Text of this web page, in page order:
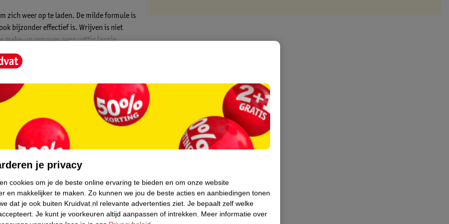
zich weer op te laden. De milde formule is
bijzonder effectief is. Wrijven is niet
make-up remover geen vettig laagje
versterkt je wimpers, terwijl biotine de
je privacy
cookies om je de beste online ervaring te bieden en om onze website
en makkelijker te maken. Zo kunnen we jou de beste acties en aanbiedingen tonen
dat je ook buiten Kruidvat.nl relevante advertenties ziet. Je bepaalt zelf welke
Je kunt je voorkeuren altijd aanpassen of intrekken. Meer informatie over